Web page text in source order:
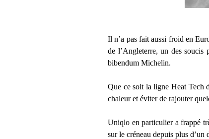
Il n’a pas fait aussi froid en
de l’Angleterre, un des soucis
bibendum Michelin.
Que ce soit la ligne Heat Tech
chaleur et éviter de rajouter
Uniqlo en particulier a frappé
sur le créneau depuis plus d’un